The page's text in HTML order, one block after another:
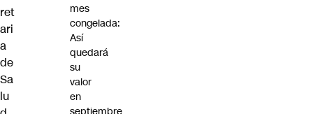
ret
ari
a
de
Sa
lu
mes
congelada:
Así
quedará
su
valor
en
septiembre